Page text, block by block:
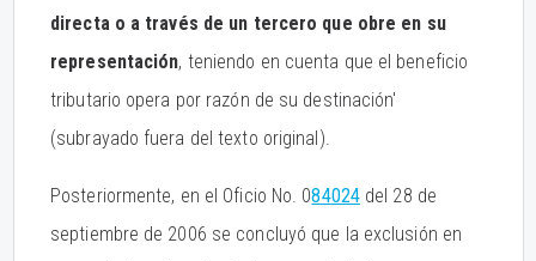
directa o a través de un tercero que obre en su
representación, teniendo en cuenta que el beneficio
tributario opera por razón de su destinación'
(subrayado fuera del texto original).
Posteriormente, en el Oficio No. 084024del 28 de
septiembre de 2006 se concluyó que la exclusión en